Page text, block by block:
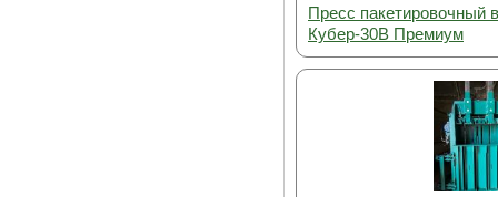
Пресс пакетировочный
Кубер-30В Премиум